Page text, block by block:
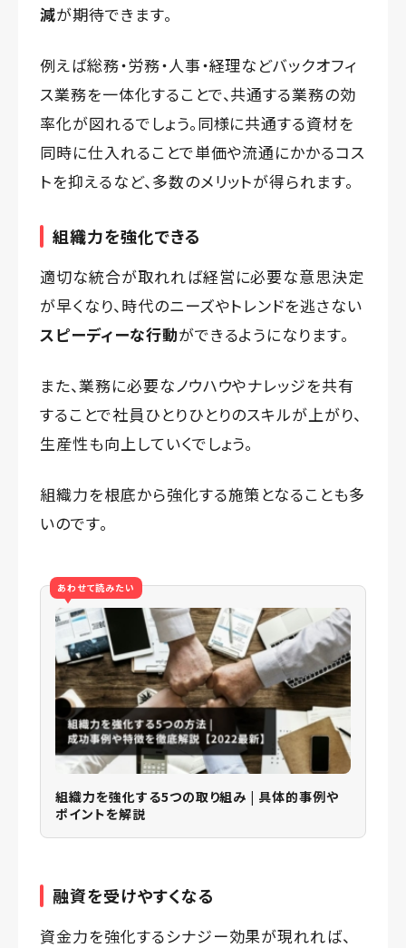
減が期待できます。
例えば総務・労務・人事・経理などバックオフィ
ス業務を一体化することで、共通する業務の効
率化が図れるでしょう。同様に共通する資材を
同時に仕入れることで単価や流通にかかるコス
トを抑えるなど、多数のメリットが得られます。
組織力を強化できる
適切な統合が取れれば経営に必要な意思決定
が早くなり、時代のニーズやトレンドを逃さない
スピーディーな行動ができるようになります。
また、業務に必要なノウハウやナレッジを共有
することで社員ひとりひとりのスキルが上がり、
生産性も向上していくでしょう。
組織力を根底から強化する施策となることも多
いのです。
あわせて読みたい
組織力を強化する5つの取り組み | 具体的事例や
ポイントを解説
融資を受けやすくなる
資金力を強化するシナジー効果が現れれば、